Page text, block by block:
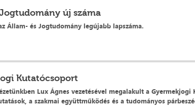
új száma
Állam- és Jogtudomány legújabb lapszáma.
Kutatócsoport
Lux Ágnes vezetésével megalakult a Gyermekjogi
a szakmai együttműködés és a tudományos